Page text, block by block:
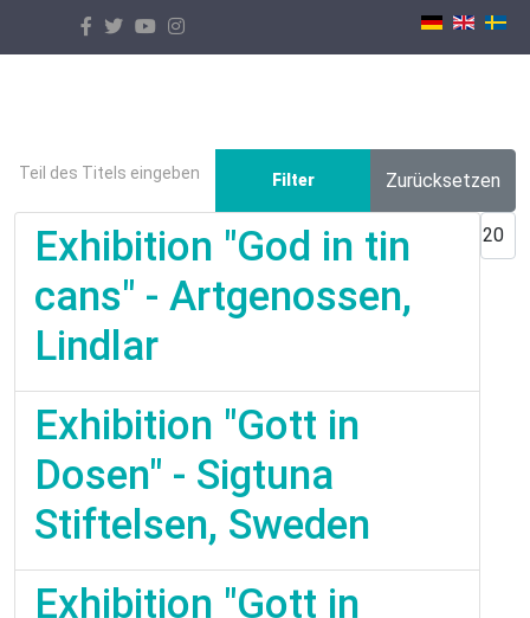
Select your language
Teil des Titels eingeben
Filter
Zurücksetzen
Exhibition "God in tin
cans" - Artgenossen,
Lindlar
Exhibition "Gott in
Dosen" - Sigtuna
Stiftelsen, Sweden
Exhibition "Gott in